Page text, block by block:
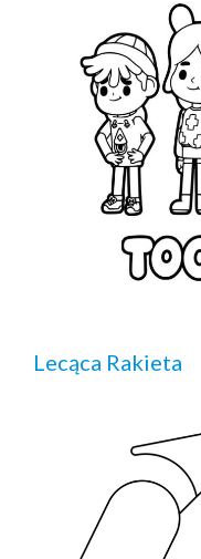
Lecąca Rakieta